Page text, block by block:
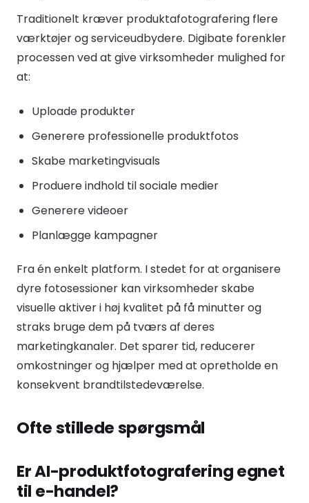
Traditionelt kræver produktafotografering flere
værktøjer og serviceudbydere. Digibate forenkler
processen ved at give virksomheder mulighed for
at:
Uploade produkter
Generere professionelle produktfotos
Skabe marketingvisuals
Produere indhold til sociale medier
Generere videoer
Planlægge kampagner
Fra én enkelt platform. I stedet for at organisere
dyre fotosessioner kan virksomheder skabe
visuelle aktiver i høj kvalitet på få minutter og
straks bruge dem på tværs af deres
marketingkanaler. Det sparer tid, reducerer
omkostninger og hjælper med at opretholde en
konsekvent brandtilstedeværelse.
Ofte stillede spørgsmål
Er AI-produktfotografering egnet
til e-handel?